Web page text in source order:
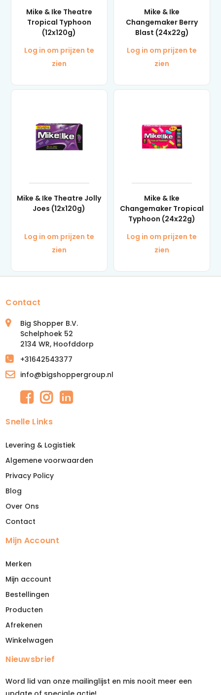
Mike & Ike Theatre
Tropical Typhoon
(12x120g)
Log in om prijzen te
zien
Mike & Ike
Changemaker Berry
Blast (24x22g)
Log in om prijzen te
zien
Mike & Ike Theatre Jolly
Joes (12x120g)
Log in om prijzen te
zien
Mike & Ike
Changemaker Tropical
Typhoon (24x22g)
Log in om prijzen te
zien
Contact
Big Shopper B.V.
Schelphoek 52
2134 WR, Hoofddorp
+31642543377
info@bigshoppergroup.nl
Snelle Links
Levering & Logistiek
Algemene voorwaarden
Privacy Policy
Blog
Over Ons
Contact
Mijn Account
Merken
Mijn account
Bestellingen
Producten
Afrekenen
Winkelwagen
Nieuwsbrief
Word lid van onze mailinglijst en mis nooit meer een